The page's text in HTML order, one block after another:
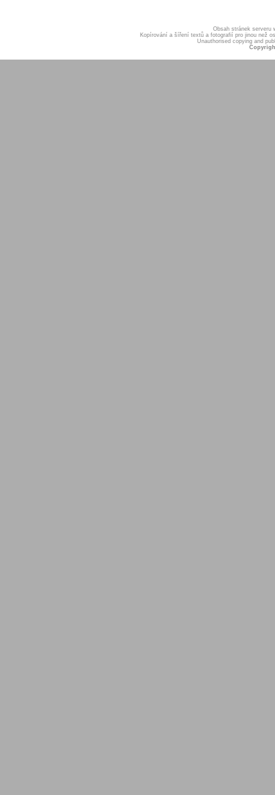
Obsah stránek serveru
Kopírování a šíření textů a fotografií pro jinou než
Unauthorised copying and